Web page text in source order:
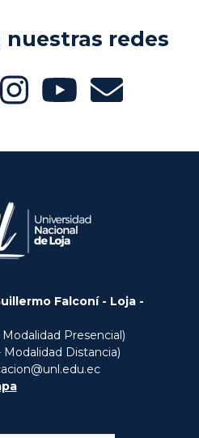
nuestras redes
Falconí - Loja -
Modalidad Presencial)
Modalidad Distancia)